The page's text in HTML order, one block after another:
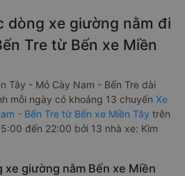
dòng xe giường nằm đi
Tre từ Bến xe Miền
Tây - Mỏ Cày Nam - Bến Tre dài
mỗi ngày có khoảng 13 chuyến Xe
- Bến Tre từ Bến xe Miền Tây trên
đến 22:00 bởi 13 nhà xe: Kim
xe giường nằm Bến xe Miền